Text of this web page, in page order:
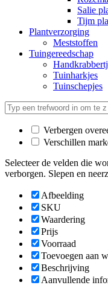
Salie
Tijm
Plantverzorging
Meststoffen
Tuingereedschap
Tuinharkjes
Tuinschepjes
Verbergen
Verschillen
Selecteer de velden die
verborgen. Slepen en
Afbeelding
SKU
Waardering
Prijs
Voorraad
Toevoegen aan
Beschrijving
Aanvullende